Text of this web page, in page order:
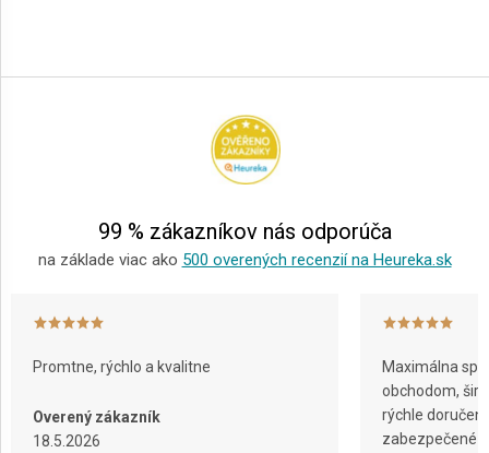
á
99 % zákazníkov nás odporúča
na základe viac ako 500 overených recenzií na Heureka.sk
Promtne, rýchlo a kvalitne
Overený zákazník
18.5.2026
Maximálna
obchodom,
rýchle
zabezpečené